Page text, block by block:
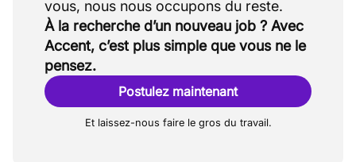
À la recherche d’un nouveau job ? Avec
Accent, c’est plus simple que vous ne le
pensez.
Postulez maintenant
Et laissez-nous faire le gros du travail.